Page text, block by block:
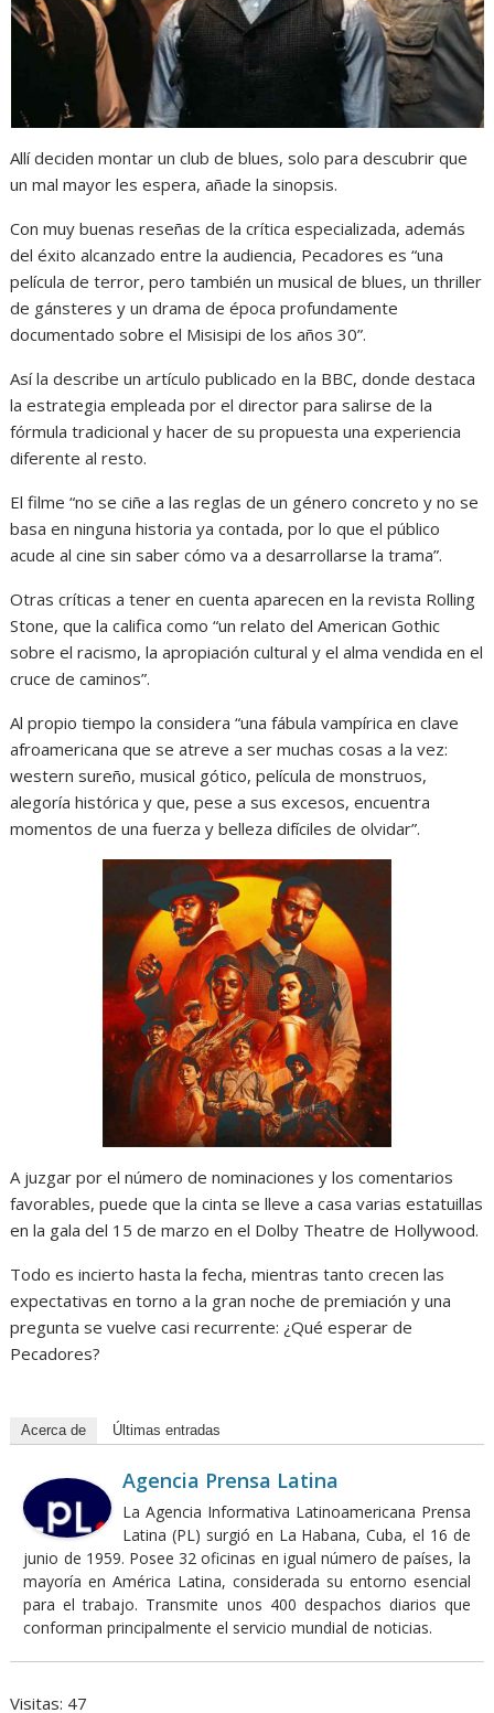
Allí deciden montar un club de blues, solo para descubrir que
un mal mayor les espera, añade la sinopsis.
Con muy buenas reseñas de la crítica especializada, además
del éxito alcanzado entre la audiencia, Pecadores es “una
película de terror, pero también un musical de blues, un thriller
de gánsteres y un drama de época profundamente
documentado sobre el Misisipi de los años 30”.
Así la describe un artículo publicado en la BBC, donde destaca
la estrategia empleada por el director para salirse de la
fórmula tradicional y hacer de su propuesta una experiencia
diferente al resto.
El filme “no se ciñe a las reglas de un género concreto y no se
basa en ninguna historia ya contada, por lo que el público
acude al cine sin saber cómo va a desarrollarse la trama”.
Otras críticas a tener en cuenta aparecen en la revista Rolling
Stone, que la califica como “un relato del American Gothic
sobre el racismo, la apropiación cultural y el alma vendida en el
cruce de caminos”.
Al propio tiempo la considera “una fábula vampírica en clave
afroamericana que se atreve a ser muchas cosas a la vez:
western sureño, musical gótico, película de monstruos,
alegoría histórica y que, pese a sus excesos, encuentra
momentos de una fuerza y belleza difíciles de olvidar”.
A juzgar por el número de nominaciones y los comentarios
favorables, puede que la cinta se lleve a casa varias estatuillas
en la gala del 15 de marzo en el Dolby Theatre de Hollywood.
Todo es incierto hasta la fecha, mientras tanto crecen las
expectativas en torno a la gran noche de premiación y una
pregunta se vuelve casi recurrente: ¿Qué esperar de
Pecadores?
Acerca de Últimas entradas
Agencia Prensa Latina
La Agencia Informativa Latinoamericana Prensa
Latina (PL) surgió en La Habana, Cuba, el 16 de
junio de 1959. Posee 32 oficinas en igual número de países, la
mayoría en América Latina, considerada su entorno esencial
para el trabajo. Transmite unos 400 despachos diarios que
conforman principalmente el servicio mundial de noticias.
Visitas: 47